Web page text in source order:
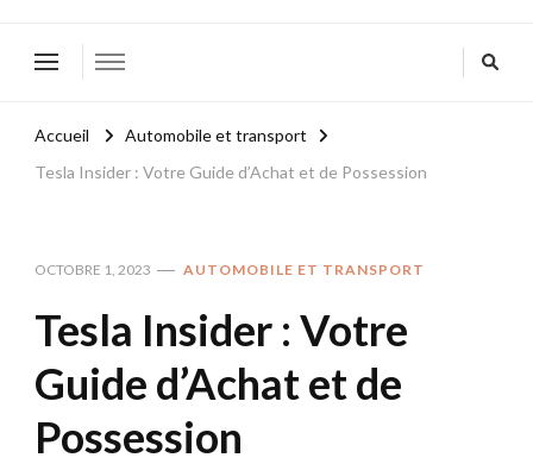
Accueil
Automobile et transport
Tesla Insider : Votre Guide d’Achat et de Possession
OCTOBRE 1, 2023 AUTOMOBILE ET TRANSPORT
Tesla Insider : Votre
Guide d’Achat et de
Possession